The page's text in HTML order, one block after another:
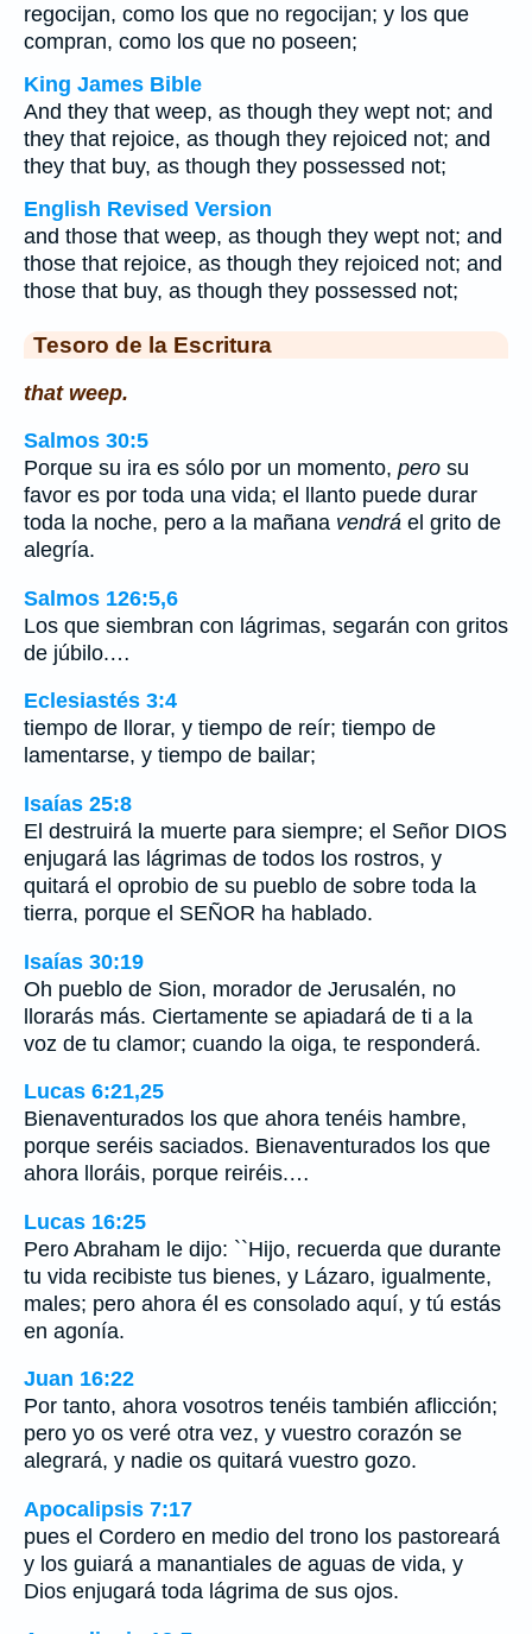
regocijan, como los que no regocijan; y los que
compran, como los que no poseen;
King James Bible
And they that weep, as though they wept not; and
they that rejoice, as though they rejoiced not; and
they that buy, as though they possessed not;
English Revised Version
and those that weep, as though they wept not; and
those that rejoice, as though they rejoiced not; and
those that buy, as though they possessed not;
Tesoro de la Escritura
that weep.
Salmos 30:5
Porque su ira es sólo por un momento, pero su
favor es por toda una vida; el llanto puede durar
toda la noche, pero a la mañana vendrá el grito de
alegría.
Salmos 126:5,6
Los que siembran con lágrimas, segarán con gritos
de júbilo.…
Eclesiastés 3:4
tiempo de llorar, y tiempo de reír; tiempo de
lamentarse, y tiempo de bailar;
Isaías 25:8
El destruirá la muerte para siempre; el Señor DIOS
enjugará las lágrimas de todos los rostros, y
quitará el oprobio de su pueblo de sobre toda la
tierra, porque el SEÑOR ha hablado.
Isaías 30:19
Oh pueblo de Sion, morador de Jerusalén, no
llorarás más. Ciertamente se apiadará de ti a la
voz de tu clamor; cuando la oiga, te responderá.
Lucas 6:21,25
Bienaventurados los que ahora tenéis hambre,
porque seréis saciados. Bienaventurados los que
ahora lloráis, porque reiréis.…
Lucas 16:25
Pero Abraham le dijo: ``Hijo, recuerda que durante
tu vida recibiste tus bienes, y Lázaro, igualmente,
males; pero ahora él es consolado aquí, y tú estás
en agonía.
Juan 16:22
Por tanto, ahora vosotros tenéis también aflicción;
pero yo os veré otra vez, y vuestro corazón se
alegrará, y nadie os quitará vuestro gozo.
Apocalipsis 7:17
pues el Cordero en medio del trono los pastoreará
y los guiará a manantiales de aguas de vida, y
Dios enjugará toda lágrima de sus ojos.